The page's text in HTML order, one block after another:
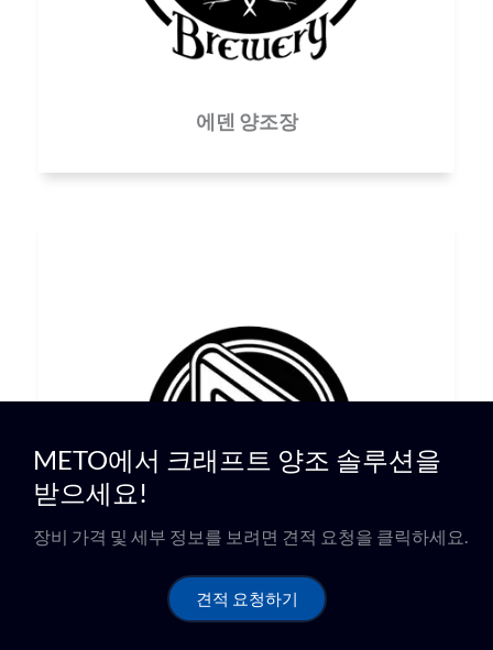
에덴 양조장
장고 세르베자 아르테사날 브루어리
METO에서 크래프트 양조 솔루션을
받으세요!
장비 가격 및 세부 정보를 보려면 견적 요청을 클릭하세요.
견적 요청하기